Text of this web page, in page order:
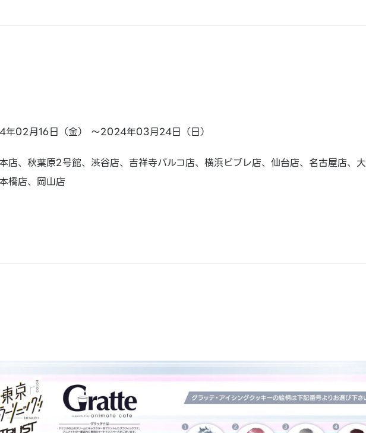
02月16日（金） ～2024年03月24日（日）
店、秋葉原2号館、渋谷店、吉祥寺パルコ店、横浜ビブレ店、仙台店、名古屋店、大
橋店、岡山店